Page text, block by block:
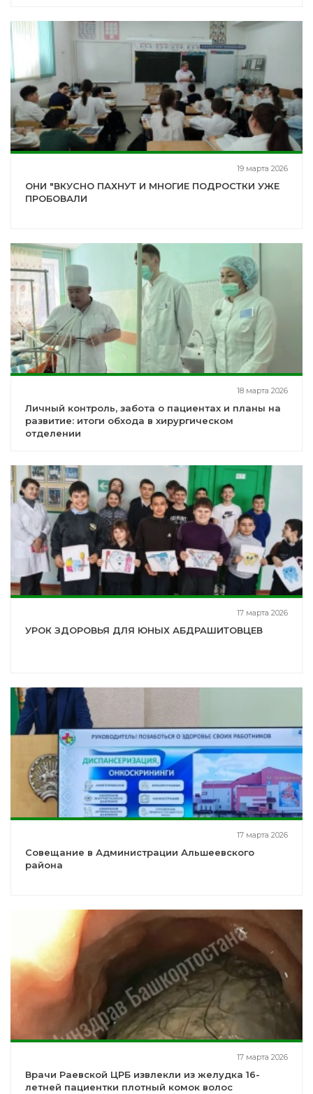
19 марта 2026
ОНИ "ВКУСНО ПАХНУТ И МНОГИЕ ПОДРОСТКИ УЖЕ
ПРОБОВАЛИ
18 марта 2026
Личный контроль, забота о пациентах и планы на
развитие: итоги обхода в хирургическом
отделении
17 марта 2026
УРОК ЗДОРОВЬЯ ДЛЯ ЮНЫХ АБДРАШИТОВЦЕВ
17 марта 2026
Совещание в Администрации Альшеевского
района
17 марта 2026
Врачи Раевской ЦРБ извлекли из желудка 16-
летней пациентки плотный комок волос